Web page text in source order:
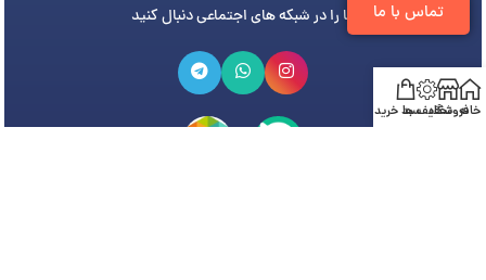
تماس با ما ما را در شبکه های اجتماعی دنبال کنید
خانهفروشگاه
تخفیف هاسبد خرید